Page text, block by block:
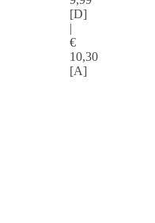
[D]
|
€
10,30
[A]